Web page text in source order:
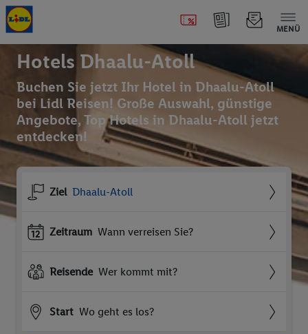
MENÜ
Hotels Dhaalu-Atoll
Buchen Sie jetzt Ihr Hotel in Dhaalu-Atoll
bei Lidl Reisen! Große Auswahl, günstige
Angebote, Top Hotels in Dhaalu-Atoll jetzt
entdecken!
Ziel Dhaalu-Atoll
Zeitraum Wann verreisen Sie?
Reisende Wer kommt mit?
Start Wo geht es los?